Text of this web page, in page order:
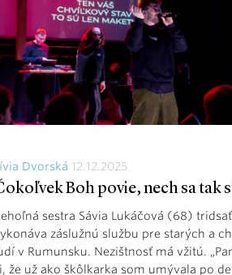
Dvorská 12.12.2025
Boh povie, nech sa tak
sestra Sávia Lukáčová (68)
záslužnú službu pre starých a
v Rumunsku. Nezištnosť má vžitú.
že už ako škôlkarka som umývala po